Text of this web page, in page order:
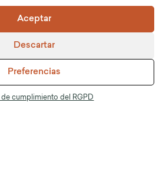
Aceptar
Descartar
Preferencias
de cumplimiento del RGPD